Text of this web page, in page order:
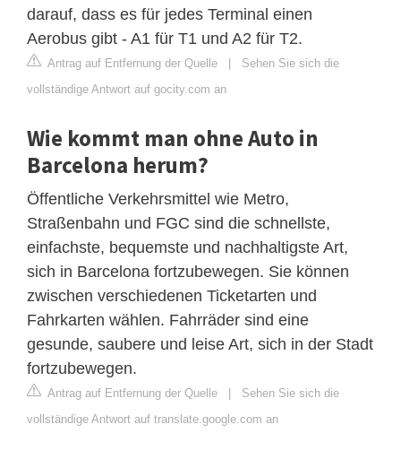
darauf, dass es für jedes Terminal einen
Aerobus gibt - A1 für T1 und A2 für T2.
Antrag auf Entfernung der Quelle | Sehen Sie sich die
vollständige Antwort auf gocity.com an
Wie kommt man ohne Auto in
Barcelona herum?
Öffentliche Verkehrsmittel wie Metro,
Straßenbahn und FGC sind die schnellste,
einfachste, bequemste und nachhaltigste Art,
sich in Barcelona fortzubewegen. Sie können
zwischen verschiedenen Ticketarten und
Fahrkarten wählen. Fahrräder sind eine
gesunde, saubere und leise Art, sich in der Stadt
fortzubewegen.
Antrag auf Entfernung der Quelle | Sehen Sie sich die
vollständige Antwort auf translate.google.com an